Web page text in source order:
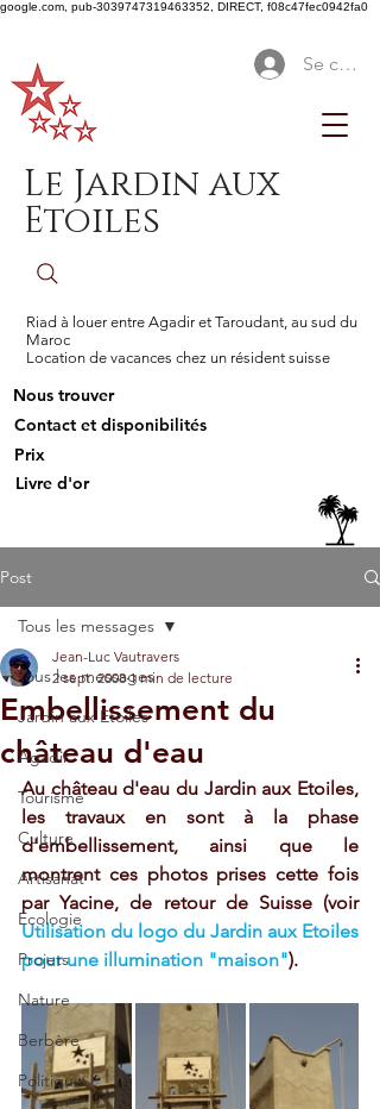
google.com, pub-3039747319463352, DIRECT, f08c47fec0942fa0
Se
Le Jardin aux
Etoiles
Riad à louer entre Agadir et Taroudant, au sud du
Maroc
Location de vacances chez un résident suisse
Nous trouver
Contact et disponibilités
Prix
Livre d'or
Post
Tous les messages
Jardin aux Etoiles
Agadir
Tourisme
Culture
Artisanat
Ecologie
Projets
Nature
Berbère
Politique
Tous les messages
Embellissement du
château d'eau
Jean-Luc Vautravers
2 sept. 2008 1 min de lecture
Au château d'eau du Jardin aux Etoiles,
les travaux en sont à la phase
d'embellissement, ainsi que le
montrent ces photos prises cette fois
par Yacine, de retour de Suisse (voir
Utilisation du logo du Jardin aux Etoiles
pour une illumination "maison").